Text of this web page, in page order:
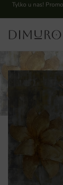
Tylko u nas!